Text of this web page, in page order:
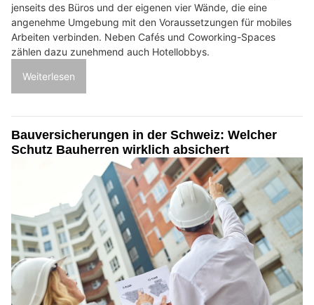
jenseits des Büros und der eigenen vier Wände, die eine
angenehme Umgebung mit den Voraussetzungen für mobiles
Arbeiten verbinden. Neben Cafés und Coworking-Spaces
zählen dazu zunehmend auch Hotellobbys.
Weiterlesen
Bauversicherungen in der Schweiz: Welcher
Schutz Bauherren wirklich absichert